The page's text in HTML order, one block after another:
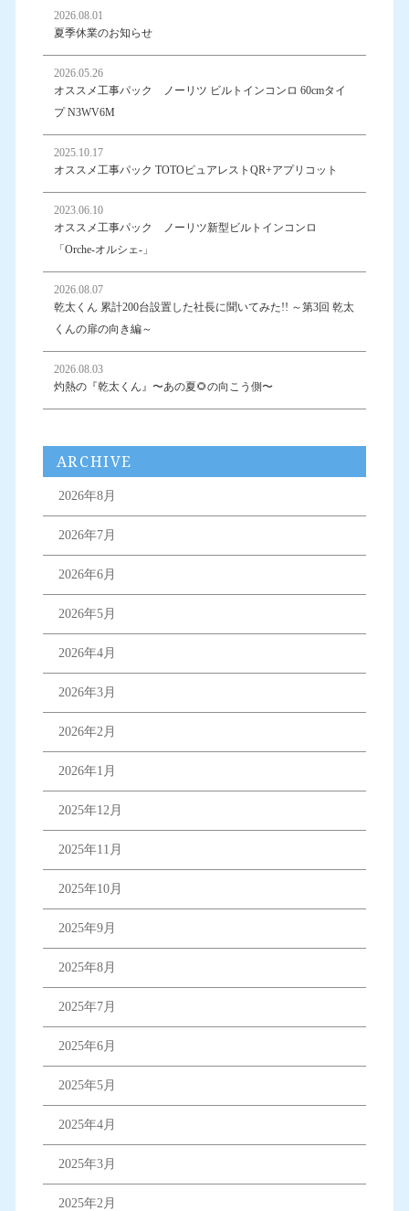
2026.08.01
夏季休業のお知らせ
2026.05.26
オススメ工事パック ノーリツ ビルトインコンロ 60cmタイ
プ N3WV6M
2025.10.17
オススメ工事パック TOTOピュアレストQR+アプリコット
2023.06.10
オススメ工事パック ノーリツ新型ビルトインコンロ
「Orche-オルシェ-」
2026.08.07
乾太くん 累計200台設置した社長に聞いてみた!! ～第3回 乾太
くんの扉の向き編～
2026.08.03
灼熱の『乾太くん』〜あの夏🌻の向こう側〜
ARCHIVE
2026年8月
2026年7月
2026年6月
2026年5月
2026年4月
2026年3月
2026年2月
2026年1月
2025年12月
2025年11月
2025年10月
2025年9月
2025年8月
2025年7月
2025年6月
2025年5月
2025年4月
2025年3月
2025年2月